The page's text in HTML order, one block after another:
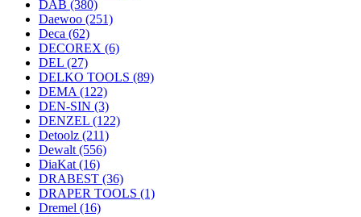
DAB (380)
Daewoo (251)
Deca (62)
DECOREX (6)
DEL (27)
DELKO TOOLS (89)
DEMA (122)
DEN-SIN (3)
DENZEL (122)
Detoolz (211)
Dewalt (556)
DiaKat (16)
DRABEST (36)
DRAPER TOOLS (1)
Dremel (16)